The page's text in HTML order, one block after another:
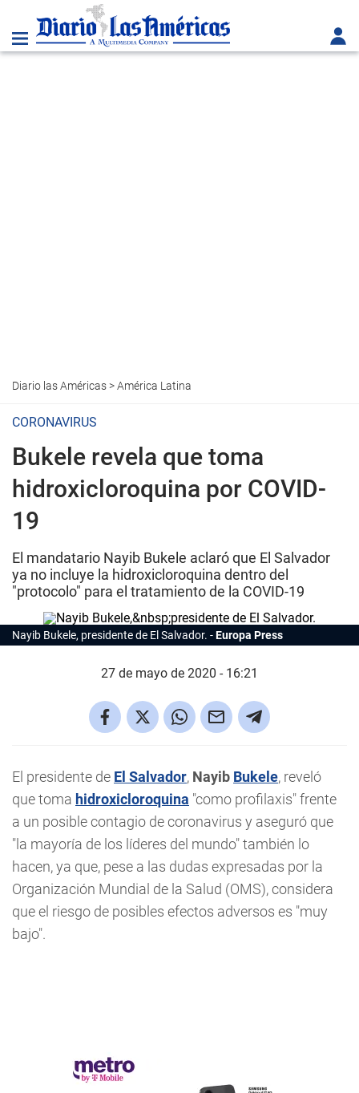
Diario las Américas>América Latina
CORONAVIRUS
Bukele revela que toma
hidroxicloroquina por COVID-
19
El mandatario Nayib Bukele aclaró que El Salvador
ya no incluye la hidroxicloroquina dentro del
"protocolo" para el tratamiento de la COVID-19
Nayib Bukele, presidente de El Salvador. Europa Press
27 de mayo de 2020 - 16:21
El presidente de El Salvador, Nayib Bukele, reveló
que toma hidroxicloroquina "como profilaxis" frente
a un posible contagio de coronavirus y aseguró que
"la mayoría de los líderes del mundo" también lo
hacen, ya que, pese a las dudas expresadas por la
Organización Mundial de la Salud (OMS), considera
que el riesgo de posibles efectos adversos es "muy
bajo".